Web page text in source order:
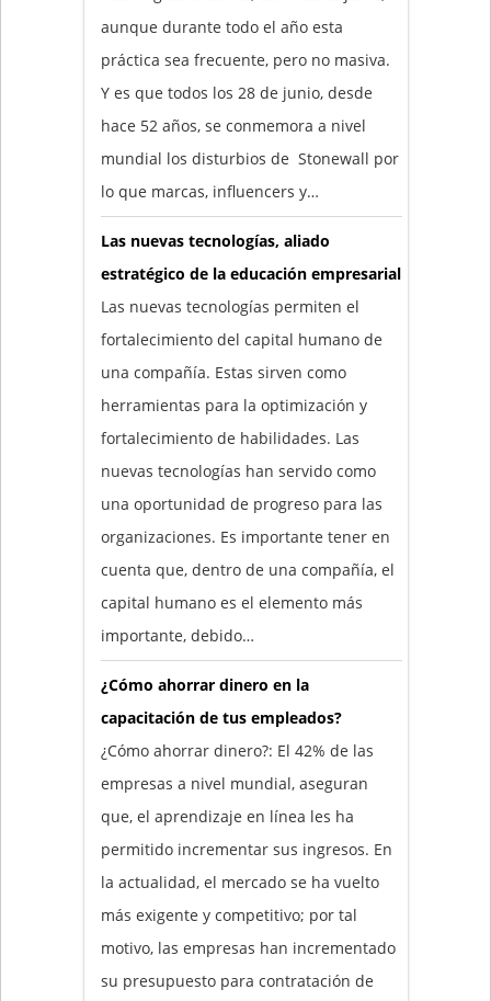
aunque durante todo el año esta
práctica sea frecuente, pero no masiva.
Y es que todos los 28 de junio, desde
hace 52 años, se conmemora a nivel
mundial los disturbios de Stonewall por
lo que marcas, influencers y…
Las nuevas tecnologías, aliado
estratégico de la educación empresarial
Las nuevas tecnologías permiten el
fortalecimiento del capital humano de
una compañía. Estas sirven como
herramientas para la optimización y
fortalecimiento de habilidades. Las
nuevas tecnologías han servido como
una oportunidad de progreso para las
organizaciones. Es importante tener en
cuenta que, dentro de una compañía, el
capital humano es el elemento más
importante, debido…
¿Cómo ahorrar dinero en la
capacitación de tus empleados?
¿Cómo ahorrar dinero?: El 42% de las
empresas a nivel mundial, aseguran
que, el aprendizaje en línea les ha
permitido incrementar sus ingresos. En
la actualidad, el mercado se ha vuelto
más exigente y competitivo; por tal
motivo, las empresas han incrementado
su presupuesto para contratación de